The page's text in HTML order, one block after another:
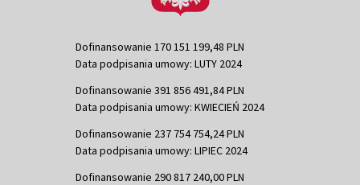
Dofinansowanie 170 151 199,48 PLN
Data podpisania umowy: LUTY 2024
Dofinansowanie 391 856 491,84 PLN
Data podpisania umowy: KWIECIEŃ 2024
Dofinansowanie 237 754 754,24 PLN
Data podpisania umowy: LIPIEC 2024
Dofinansowanie 290 817 240,00 PLN